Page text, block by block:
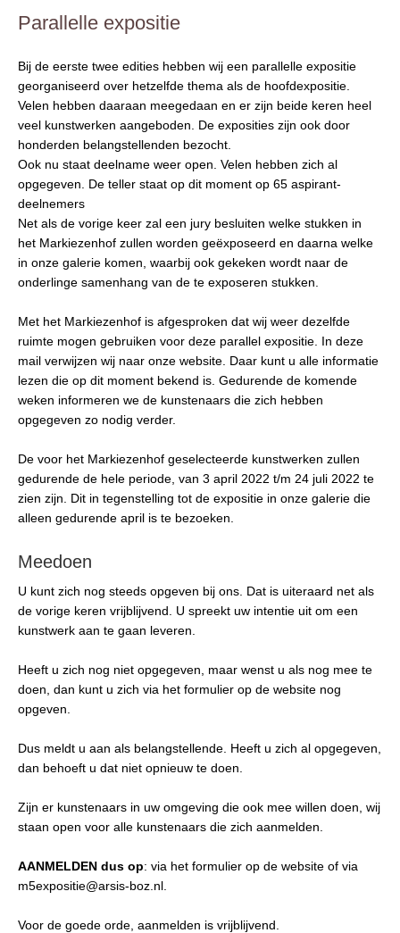
Parallelle expositie
Bij de eerste twee edities hebben wij een parallelle expositie
georganiseerd over hetzelfde thema als de hoofdexpositie.
Velen hebben daaraan meegedaan en er zijn beide keren heel
veel kunstwerken aangeboden. De exposities zijn ook door
honderden belangstellenden bezocht.
Ook nu staat deelname weer open. Velen hebben zich al
opgegeven. De teller staat op dit moment op 65 aspirant-
deelnemers
Net als de vorige keer zal een jury besluiten welke stukken in
het Markiezenhof zullen worden geëxposeerd en daarna welke
in onze galerie komen, waarbij ook gekeken wordt naar de
onderlinge samenhang van de te exposeren stukken.
Met het Markiezenhof is afgesproken dat wij weer dezelfde
ruimte mogen gebruiken voor deze parallel expositie. In deze
mail verwijzen wij naar onze website. Daar kunt u alle informatie
lezen die op dit moment bekend is. Gedurende de komende
weken informeren we de kunstenaars die zich hebben
opgegeven zo nodig verder.
De voor het Markiezenhof geselecteerde kunstwerken zullen
gedurende de hele periode, van 3 april 2022 t/m 24 juli 2022 te
zien zijn. Dit in tegenstelling tot de expositie in onze galerie die
alleen gedurende april is te bezoeken.
Meedoen
U kunt zich nog steeds opgeven bij ons. Dat is uiteraard net als
de vorige keren vrijblijvend. U spreekt uw intentie uit om een
kunstwerk aan te gaan leveren.
Heeft u zich nog niet opgegeven, maar wenst u als nog mee te
doen, dan kunt u zich via het formulier op de website nog
opgeven.
Dus meldt u aan als belangstellende. Heeft u zich al opgegeven,
dan behoeft u dat niet opnieuw te doen.
Zijn er kunstenaars in uw omgeving die ook mee willen doen, wij
staan open voor alle kunstenaars die zich aanmelden.
AANMELDEN dus op: via het formulier op de website of via
m5expositie@arsis-boz.nl.
Voor de goede orde, aanmelden is vrijblijvend.